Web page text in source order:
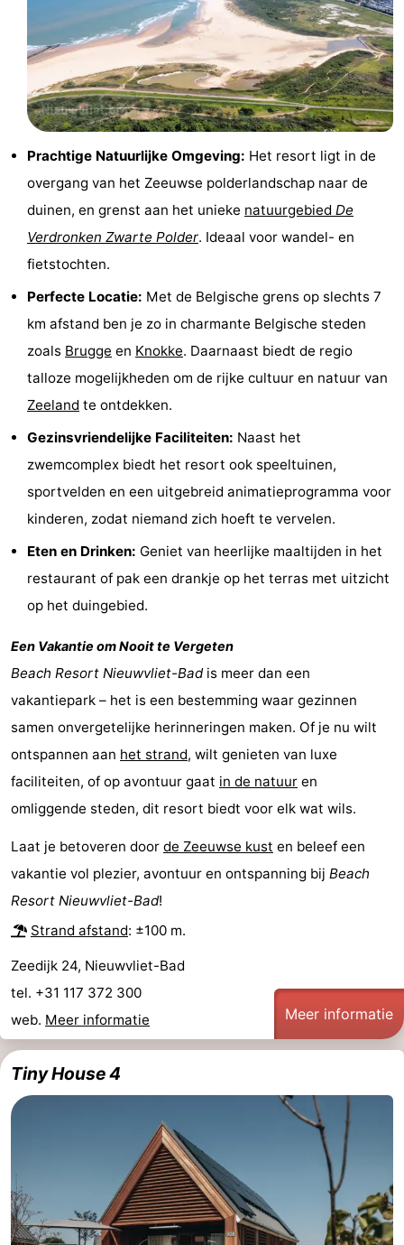
Praktisch
Forum
Route
Parkeren
Reisboekenwinkel
Medische
adressen
Regio
Zeeland
Walcheren
Veere
Zoutelande
-
Vlissingen
Vlaanderen
-
Breskens
-
Sluis
-
Cadzand
-
Natuur
West-
Gent
De
Kust
-
Knokke-
Heist
-
Zeebrugge
-
Wenduine
Weer
Contact
Prachtige Natuurlijke Omgeving: Het resort ligt in de
overgang van het Zeeuwse polderlandschap naar de
duinen, en grenst aan het unieke natuurgebied De
Verdronken Zwarte Polder. Ideaal voor wandel- en
fietstochten.
Perfecte Locatie: Met de Belgische grens op slechts 7
km afstand ben je zo in charmante Belgische steden
zoals Brugge en Knokke. Daarnaast biedt de regio
talloze mogelijkheden om de rijke cultuur en natuur van
Zeeland te ontdekken.
Gezinsvriendelijke Faciliteiten: Naast het
zwemcomplex biedt het resort ook speeltuinen,
sportvelden en een uitgebreid animatieprogramma voor
kinderen, zodat niemand zich hoeft te vervelen.
Eten en Drinken: Geniet van heerlijke maaltijden in het
restaurant of pak een drankje op het terras met uitzicht
op het duingebied.
Een Vakantie om Nooit te Vergeten
Beach Resort Nieuwvliet-Badis meer dan een
vakantiepark – het is een bestemming waar gezinnen
samen onvergetelijke herinneringen maken. Of je nu wilt
ontspannen aan het strand, wilt genieten van luxe
faciliteiten, of op avontuur gaat in de natuur en
omliggende steden, dit resort biedt voor elk wat wils.
Laat je betoveren door de Zeeuwse kust en beleef een
vakantie vol plezier, avontuur en ontspanning bij Beach
Resort Nieuwvliet-Bad!
Strand afstand: ±100 m.
Zeedijk 24, Nieuwvliet-Bad
tel. +31 117 372 300
web. Meer informatie Meer informatie
Tiny House 4